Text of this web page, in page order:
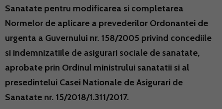
Sanatate pentru modificarea si completarea
Normelor de aplicare a prevederilor Ordonantei de
urgenta a Guvernului nr. 158/2005 privind concediile
si indemnizatiile de asigurari sociale de sanatate,
aprobate prin Ordinul ministrului sanatatii si al
presedintelui Casei Nationale de Asigurari de
Sanatate nr. 15/2018/1.311/2017.